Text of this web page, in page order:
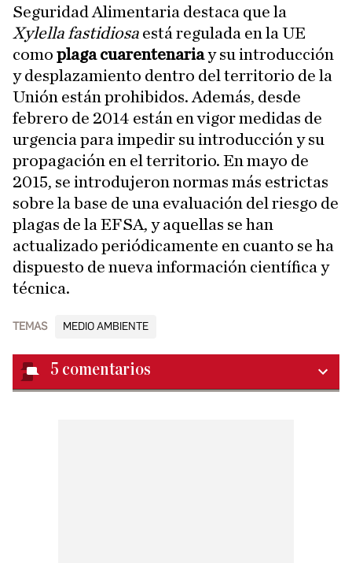
Seguridad Alimentaria destaca que la
Xylella fastidiosa está regulada en la UE
como plaga cuarentenariay su introducción
y desplazamiento dentro del territorio de la
Unión están prohibidos. Además, desde
febrero de 2014 están en vigor medidas de
urgencia para impedir su introducción y su
propagación en el territorio. En mayo de
2015, se introdujeron normas más estrictas
sobre la base de una evaluación del riesgo de
plagas de la EFSA, y aquellas se han
actualizado periódicamente en cuanto se ha
dispuesto de nueva información científica y
técnica.
TEMAS MEDIO AMBIENTE
5 comentarios